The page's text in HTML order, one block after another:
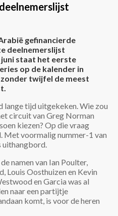
gefinancierde
deelnemerslijst
staat het eerste
op de kalender in
twijfel de meest
lange tijd uitgekeken. Wie zou
circuit van Greg Norman
kiezen? Op die vraag
Met voormalig nummer-1 van
uithangbord.
namen van Ian Poulter,
Louis Oosthuizen en Kevin
en Garcia was al
naar een partijtje
komt, is voor de heren